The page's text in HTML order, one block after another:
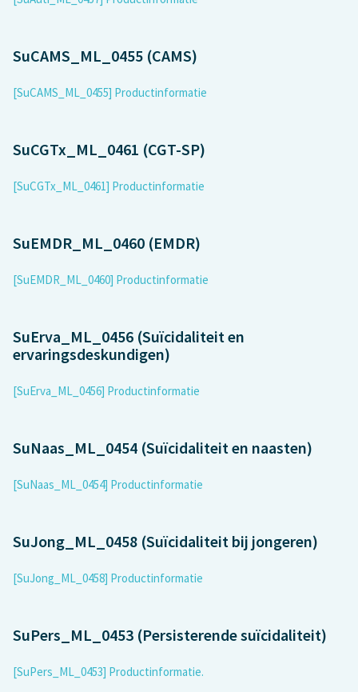
SuCAMS_ML_0455 (CAMS)
[SuCAMS_ML_0455] Productinformatie
SuCGTx_ML_0461 (CGT-SP)
[SuCGTx_ML_0461] Productinformatie
SuEMDR_ML_0460 (EMDR)
[SuEMDR_ML_0460] Productinformatie
SuErva_ML_0456 (Suïcidaliteit en
ervaringsdeskundigen)
[SuErva_ML_0456] Productinformatie
SuNaas_ML_0454 (Suïcidaliteit en naasten)
[SuNaas_ML_0454] Productinformatie
SuJong_ML_0458 (Suïcidaliteit bij jongeren)
[SuJong_ML_0458] Productinformatie
SuPers_ML_0453 (Persisterende suïcidaliteit)
[SuPers_ML_0453] Productinformatie.